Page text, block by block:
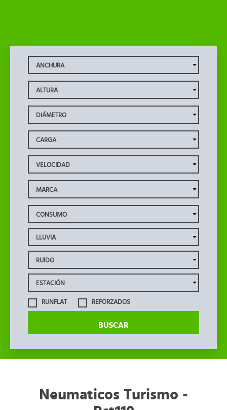
RUNFLAT REFORZADOS
BUSCAR
Neumaticos Turismo -